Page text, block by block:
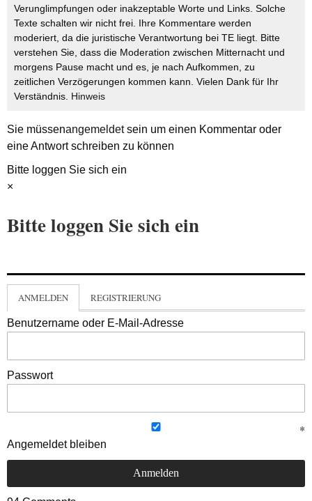
Verunglimpfungen oder inakzeptable Worte und Links. Solche
Texte schalten wir nicht frei. Ihre Kommentare werden
moderiert, da die juristische Verantwortung bei TE liegt. Bitte
verstehen Sie, dass die Moderation zwischen Mitternacht und
morgens Pause macht und es, je nach Aufkommen, zu
zeitlichen Verzögerungen kommen kann. Vielen Dank für Ihr
Verständnis. Hinweis
Sie müssenangemeldetsein um einen Kommentar oder
eine Antwort schreiben zu können
Bitte loggen Sie sich ein
×
Bitte loggen Sie sich ein
ANMELDEN REGISTRIERUNG
Benutzername oder E-Mail-Adresse
Passwort
Angemeldet bleiben